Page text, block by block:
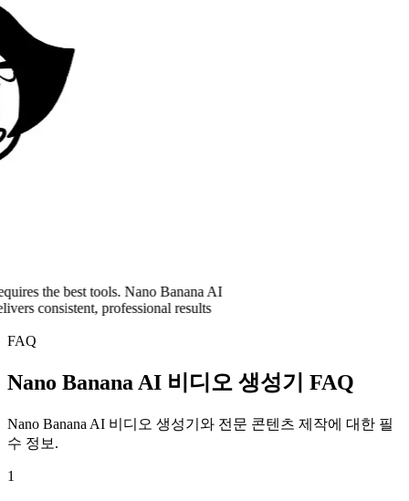
best tools. Nano Banana AI
professional results
FAQ
Nano Banana AI 비디오 생성기 FAQ
Nano Banana AI 비디오 생성기와 전문 콘텐츠 제작에 대한 필
수 정보.
1